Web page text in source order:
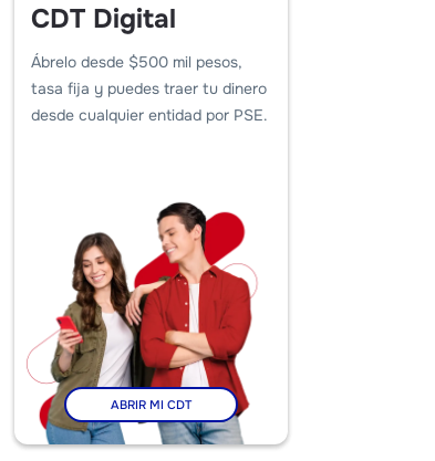
CDT Digital
Ábrelo desde $500 mil pesos,
tasa fija y puedes traer tu dinero
desde cualquier entidad por PSE.
ABRIR MI CDT